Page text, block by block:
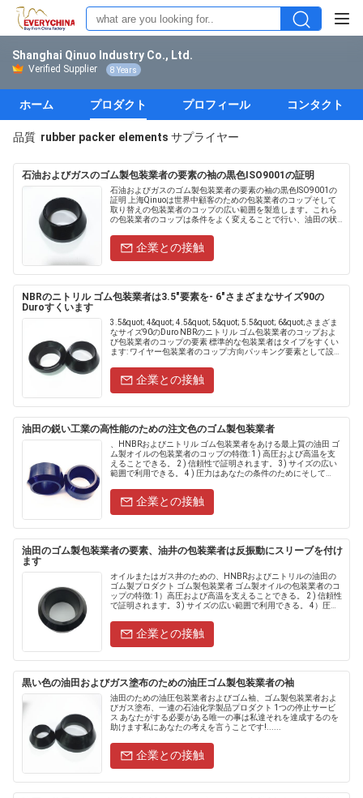
Shanghai Qinuo Industry Co., Ltd.
Verified Supplier 8 Years
ホーム プロダクト プロフィール コンタクト
品質 rubber packer elements サプライヤー
石油およびガスのゴム製包装業者の要素の袖の黒色ISO9001の証明
石油およびガスのゴム製包装業者の要素の袖の黒色ISO9001の
証明 上海Qinuoは世界中顧客のための包装業者のコップそして
取り替えの包装業者のコップの広い範囲を製造します。これら
の包装業者のコップは条件をよく変えることで行い、油田の状
企業との接触
NBRのニトリル ゴム包装業者は3.5"要素を- 6"さまざまなサイズ90の
Duroすくいます
3.5&quot; 4&quot; 4.5&quot; 5&quot; 5.5&quot; 6&quot;さまざま
なサイズ90のDuro NBRのニトリル ゴム包装業者のコップおよ
び包装業者のコップの要素 標準的な包装業者はタイプをすくい
ます: ワイヤー包装業者のコップ:方向パッキング要素として設
企業との接触
油田の鋭い工業の高性能のための注文色のゴム製包装業者
、HNBRおよびニトリル ゴム包装業者をあける最上質の油田 ゴ
ム製オイルの包装業者のコップの特徴: 1 ) 高圧および高温を支
えることできる。 2 ) 信頼性で証明されます。 3) サイズの広い
範囲で利用できる。 4 ) 圧力はあなたの条件のためにそして
企業との接触
油田のゴム製包装業者の要素、油井の包装業者は反振動にスリーブを付け
ます
オイルまたはガス井のための、HNBRおよびニトリルの油田の
ゴム製プロダクト ゴム製包装業者 ゴム製オイルの包装業者のコ
ップの特徴: 1）高圧および高温を支えることできる。 2 ) 信頼性
で証明されます。 3) サイズの広い範囲で利用できる。 4）圧力
企業との接触
黒い色の油田およびガス塗布のための油圧ゴム製包装業者の袖
油田のための油圧包装業者およびゴム袖、ゴム製包装業者およ
びガス塗布、一連の石油化学製品プロダクト 1つの停止サービ
ス あなたがする必要がある唯一の事は私達それを達成するのを
助けます私にあなたの考えを言うことです!......
企業との接触